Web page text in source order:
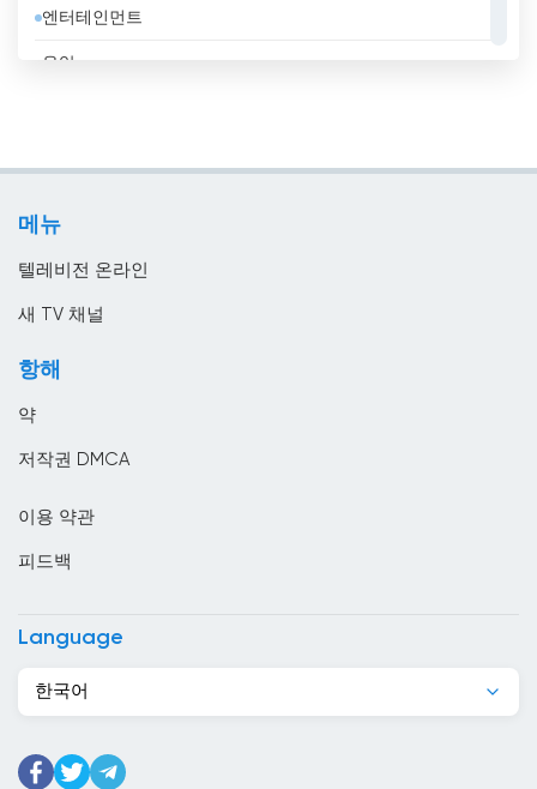
루마니아
몬테네그로
몰디브
미얀마
엔터테인먼트
음악
메뉴
텔레비전 온라인
새 TV 채널
항해
약
저작권 DMCA
이용 약관
피드백
Language
한국어